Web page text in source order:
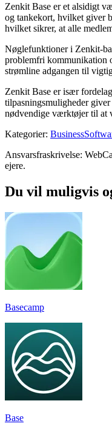
Zenkit Base er et alsidigt
og tankekort, hvilket giver
hvilket sikrer, at alle
Nøglefunktioner i Zenkit-
problemfri kommunikation
strømline adgangen til
Zenkit Base er især
tilpasningsmuligheder
nødvendige værktøjer til at
Kategorier: Business
Ansvarsfraskrivelse:
ejere.
Du vil muligvis
Basecamp
Base